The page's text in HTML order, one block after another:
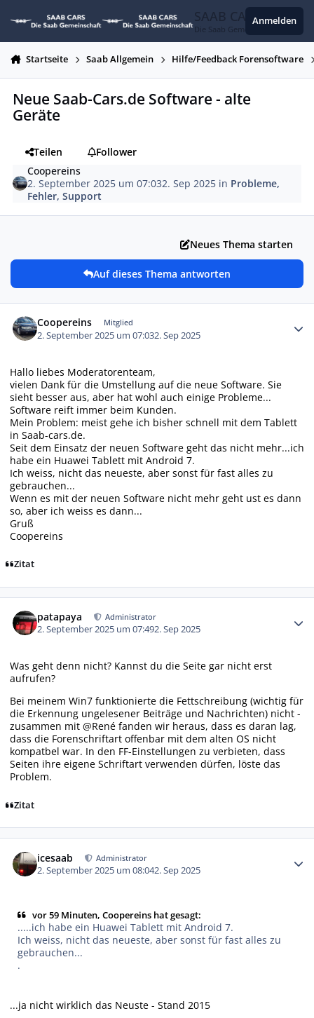
SAAB CARS
Die Saab Gemeinschaft
Anmelden
Startseite Saab Allgemein Hilfe/Feedback Forensoftware
Neue Saab-Cars.de Software - alte
Geräte
Teilen
Follower
Coopereins
2. September 2025 um 07:032. Sep 2025 in Probleme,
Fehler, Support
Neues Thema starten
Auf dieses Thema antworten
Coopereins Mitglied
2. September 2025 um 07:032. Sep 2025
Hallo liebes Moderatorenteam,
vielen Dank für die Umstellung auf die neue Software. Sie
sieht besser aus, aber hat wohl auch einige Probleme...
Software reift immer beim Kunden.
Mein Problem: meist gehe ich bisher schnell mit dem Tablett
in Saab-cars.de.
Seit dem Einsatz der neuen Software geht das nicht mehr...ich
habe ein Huawei Tablett mit Android 7.
Ich weiss, nicht das neueste, aber sonst für fast alles zu
gebrauchen...
Wenn es mit der neuen Software nicht mehr geht ust es dann
so, aber ich weiss es dann...
Gruß
Coopereins
Zitat
patapaya Administrator
2. September 2025 um 07:492. Sep 2025
Was geht denn nicht? Kannst du die Seite gar nicht erst
aufrufen?
Bei meinem Win7 funktionierte die Fettschreibung (wichtig für
die Erkennung ungelesener Beiträge und Nachrichten) nicht -
zusammen mit @René fanden wir heraus, dass es daran lag,
dass die Forenschriftart offenbar mit dem alten OS nicht
kompatbel war. In den FF-Einstellungen zu verbieten, dass
Seiten ihre eigene Schriftart verwenden dürfen, löste das
Problem.
Zitat
icesaab Administrator
2. September 2025 um 08:042. Sep 2025
vor 59 Minuten, Coopereins hat gesagt:
.....ich habe ein Huawei Tablett mit Android 7.
Ich weiss, nicht das neueste, aber sonst für fast alles zu
gebrauchen...
.
...ja nicht wirklich das Neuste - Stand 2015